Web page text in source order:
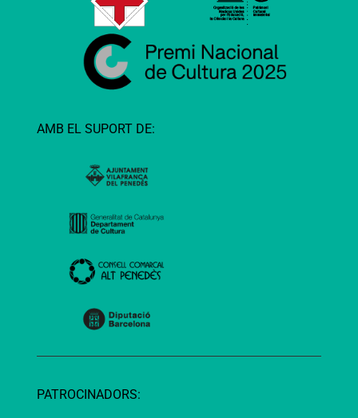
AMB EL SUPORT DE:
PATROCINADORS: